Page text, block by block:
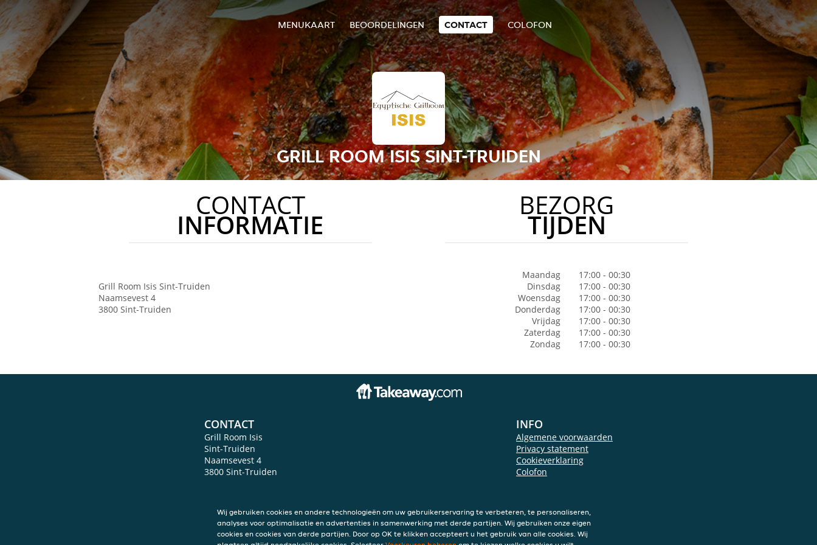
MENUKAART BEOORDELINGEN CONTACT COLOFON
GRILL ROOM ISIS SINT-TRUIDEN
CONTACT
INFORMATIE
Grill Room Isis Sint-Truiden
Naamsevest 4
3800 Sint-Truiden
BEZORG
TIJDEN
Maandag
17:00 - 00:30
Dinsdag
17:00 - 00:30
Woensdag
17:00 - 00:30
Donderdag
17:00 - 00:30
Vrijdag
17:00 - 00:30
Zaterdag
17:00 - 00:30
Zondag
17:00 - 00:30
CONTACT
Grill Room Isis
Sint-Truiden
Naamsevest 4
3800 Sint-Truiden
INFO
Algemene voorwaarden
Privacy statement
Cookieverklaring
Colofon
Wij gebruiken cookies en andere technologieën om uw gebruikerservaring te verbeteren, te personaliseren,
analyses voor optimalisatie en advertenties in samenwerking met derde partijen. Wij gebruiken onze eigen
cookies en cookies van derde partijen. Door op OK te klikken accepteert u het gebruik van alle cookies. Wij